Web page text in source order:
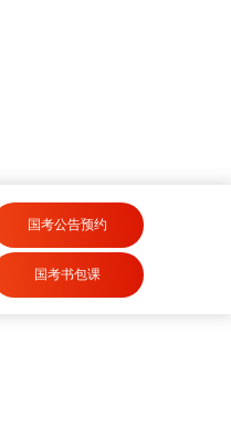
国考公告预约
国考书包课